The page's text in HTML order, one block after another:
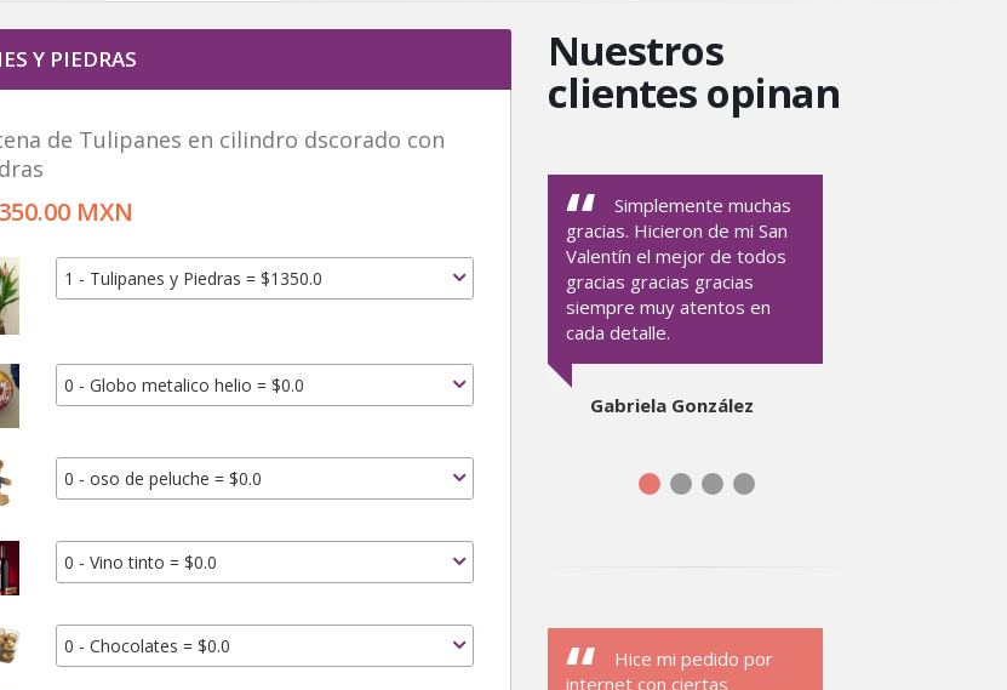
Y PIEDRAS
de Tulipanes en cilindro dscorado con
MXN
1 - Tulipanes y Piedras = $1350.0
0 - Globo metalico helio = $0.0
0 - oso de peluche = $0.0
0 - Vino tinto = $0.0
0 - Chocolates = $0.0
Nuestros
clientes opinan
Simplemente muchas
gracias. Hicieron de mi San
Valentín el mejor de todos
gracias gracias gracias
siempre muy atentos en
cada detalle.
Gabriela González
Hice mi pedido por
internet con ciertas